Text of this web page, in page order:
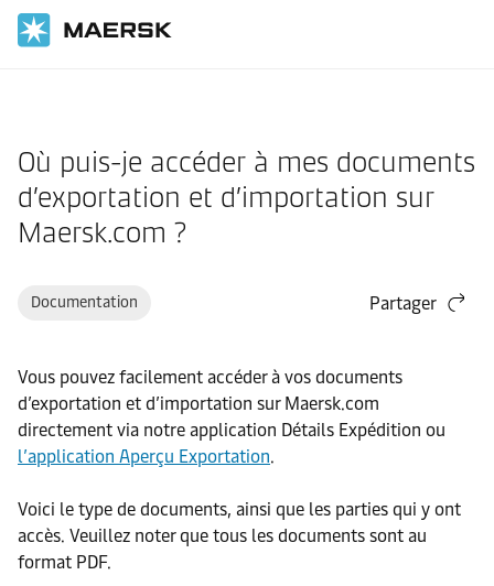
Où puis-je accéder à mes documents
d’exportation et d’importation sur
Maersk.com ?
Documentation Partager
Vous pouvez facilement accéder à vos documents
d’exportation et d’importation sur Maersk.com
directement via notre application Détails Expédition ou
l’application Aperçu Exportation.
Voici le type de documents, ainsi que les parties qui y ont
accès. Veuillez noter que tous les documents sont au
format PDF.